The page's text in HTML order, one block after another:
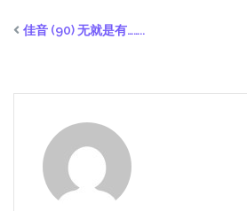
佳音 (90) 无就是有……..